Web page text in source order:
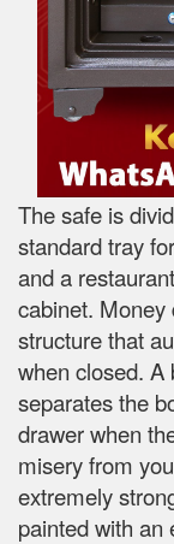
The safe is
standard tray
and a
cabinet. Money
structure that
when closed. A
separates the
drawer when
misery from
extremely
painted with an